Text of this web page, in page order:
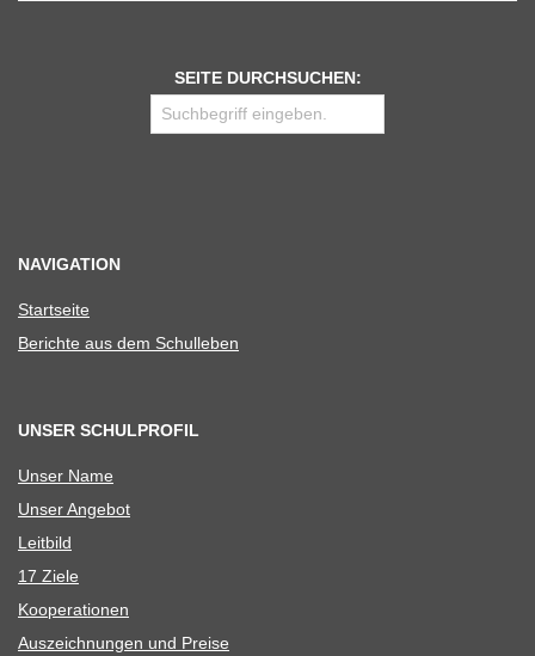
SEITE DURCHSUCHEN:
NAVIGATION
Start­seite
Berichte aus dem Schulleben
UNSER SCHULPROFIL
Unser Name
Unser Ange­bot
Leit­bild
17 Ziele
Koope­ra­tio­nen
Aus­zeich­nun­gen und Preise